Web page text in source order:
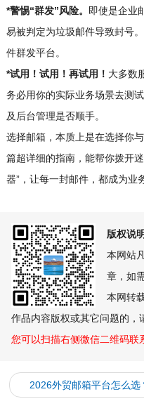
*警惕“群发”风险。
即使是企业
易被判定为垃圾邮件导致封号
件群发平台。
*试用！试用！再试用！ 大多数
务必用你的实际业务场景去测
及后台管理是否顺手。
选择邮箱，本质上是在选择你
篇超详细的指南，能帮你拨开
器”，让每一封邮件，都成为业
版权说
本网站
章，如
本网转
作品内容版权或其它问题的，
您可以扫描右侧微信二维码联
2026外贸邮箱平台怎么